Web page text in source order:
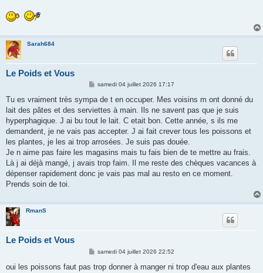
Sarah684
Le Poids et Vous
M
s
a
g
samedi 04 juillet 2026 17:17
Tu es vraiment très sympa de t en occuper. Mes voisins m ont donné du
lait des pâtes et des serviettes à main. Ils ne savent pas que je suis
hyperphagique. J ai bu tout le lait. C etait bon. Cette année, s ils me
demandent, je ne vais pas accepter. J ai fait crever tous les poissons et
les plantes, je les ai trop arrosées. Je suis pas douée.
Je n aime pas faire les magasins mais tu fais bien de te mettre au frais.
Là j ai déjà mangé, j avais trop faim. Il me reste des chèques vacances à
dépenser rapidement donc je vais pas mal au resto en ce moment.
Prends soin de toi.
RmanS
Le Poids et Vous
M
s
samedi 04 juillet 2026 22:52
oui les poissons faut pas trop donner à manger ni trop d'eau aux plantes